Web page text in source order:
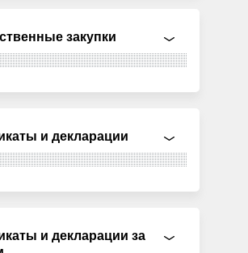
закупки
и декларации
и декларации за